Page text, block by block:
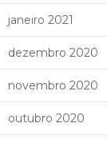
janeiro 2021
dezembro 2020
novembro 2020
outubro 2020